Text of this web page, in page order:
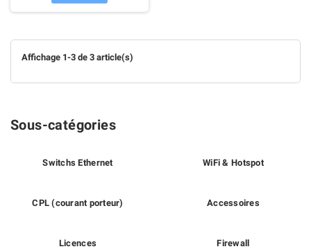
Affichage 1-3 de 3 article(s)
Sous-catégories
Switchs Ethernet WiFi & Hotspot
CPL (courant porteur) Accessoires
Licences Firewall